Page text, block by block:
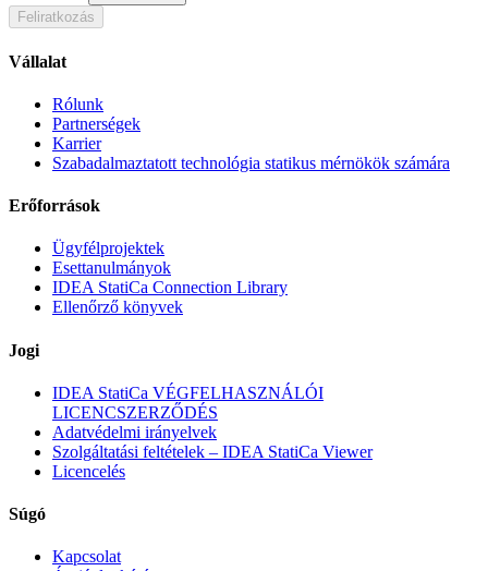
Feliratkozás
Vállalat
Rólunk
Partnerségek
Karrier
Szabadalmaztatott technológia statikus mérnökök számára
Erőforrások
Ügyfélprojektek
Esettanulmányok
IDEA StatiCa Connection Library
Ellenőrző könyvek
Jogi
IDEA StatiCa VÉGFELHASZNÁLÓI
LICENCSZERZŐDÉS
Adatvédelmi irányelvek
Szolgáltatási feltételek – IDEA StatiCa Viewer
Licencelés
Súgó
Kapcsolat